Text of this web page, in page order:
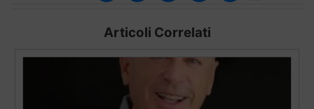
Articoli Correlati